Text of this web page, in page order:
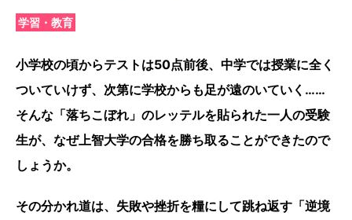
学習・教育
小学校の頃からテストは50点前後、中学では授業に全く
ついていけず、次第に学校からも足が遠のいていく……
そんな「落ちこぼれ」のレッテルを貼られた一人の受験
生が、なぜ上智大学の合格を勝ち取ることができたので
しょうか。
その分かれ道は、失敗や挫折を糧にして跳ね返す「逆境